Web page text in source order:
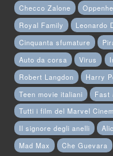
Checco Zalone
Royal Family
Leonardo
Cinquanta sfumature
Auto da corsa
Virus
Robert Langdon
Harry
Teen movie italiani
Fast
Tutti i film del Marvel
Il signore degli anelli
Mad Max
Che Guevara